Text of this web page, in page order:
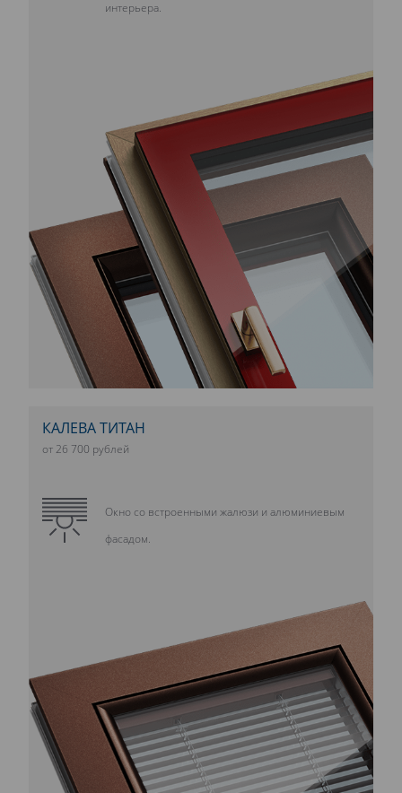
интерьера.
КАЛЕВА ТИТАН
от 26 700 рублей
Окно со встроенными жалюзи и алюминиевым
фасадом.